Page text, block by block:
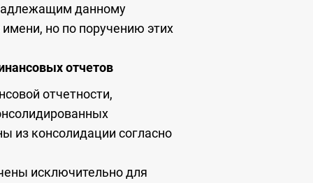
данному
но по поручению этих
отчетов
отчетности,
из консолидации согласно
исключительно для